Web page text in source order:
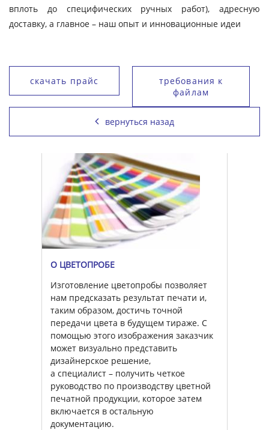
вплоть до специфических ручных работ), адресную
доставку, а главное – наш опыт и инновационные идеи
скачать прайс
требования к
файлам
вернуться назад
О ЦВЕТОПРОБЕ
Изготовление цветопробы позволяет
нам предсказать результат печати и,
таким образом, достичь точной
передачи цвета в будущем тираже. С
помощью этого изображения заказчик
может визуально представить
дизайнерское решение,
а специалист – получить четкое
руководство по производству цветной
печатной продукции, которое затем
включается в остальную
документацию.